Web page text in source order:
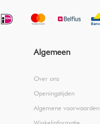
Algemeen
Over ons
Openingstijden
Algemene voorwaarden